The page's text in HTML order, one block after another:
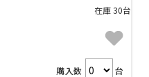
在庫 30台
購入数 台